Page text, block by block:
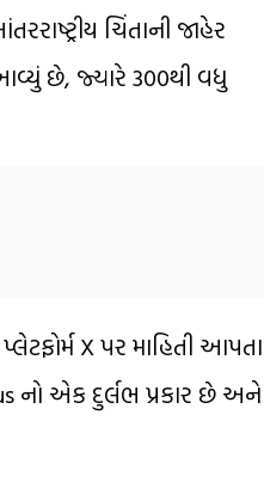
ચિંતાની જાહેર
છે, જ્યારે 300થી વધુ
X પર માહિતી આપતા
નો એક દુર્લભ પ્રકાર છે અને